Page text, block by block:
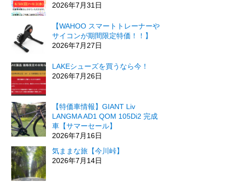
2026年7月31日
【WAHOO スマートトレーナーや
サイコンが期間限定特価！！】
2026年7月27日
LAKEシューズを買うなら今！
2026年7月26日
【特価車情報】GIANT Liv
LANGMA AD1 QOM 105Di2 完成
車【サマーセール】
2026年7月16日
気ままな旅【今川峠】
2026年7月14日